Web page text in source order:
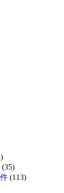
(35)
(113)